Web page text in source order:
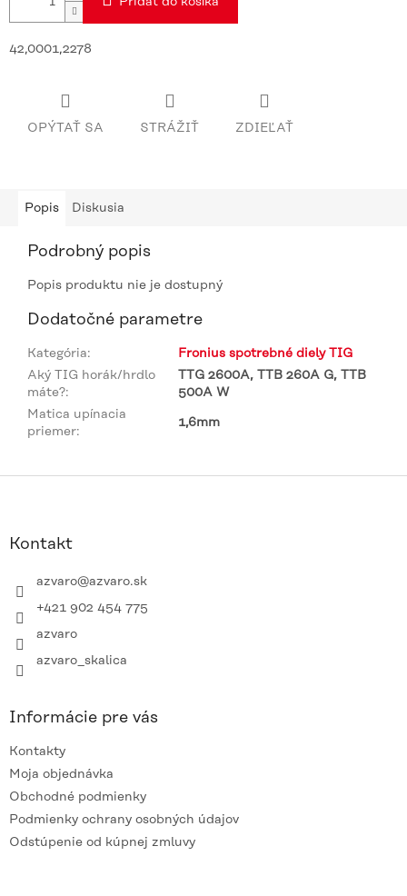
42,0001,2278
OPÝTAŤ SA STRÁŽIŤ ZDIEĽAŤ
Popis Diskusia
Podrobný popis
Popis produktu nie je dostupný
Dodatočné parametre
Kategória:
Fronius spotrebné diely TIG
Aký TIG horák/hrdlo
máte?:
TTG 2600A, TTB 260A G, TTB
500A W
Matica upínacia
priemer:
1,6mm
Kontakt
azvaro@azvaro.sk
+421 902 454 775
azvaro
azvaro_skalica
Informácie pre vás
Kontakty
Moja objednávka
Obchodné podmienky
Podmienky ochrany osobných údajov
Odstúpenie od kúpnej zmluvy